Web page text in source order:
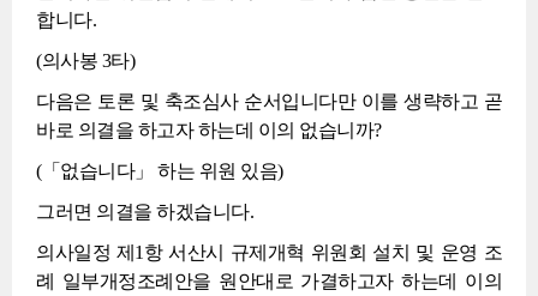
합니다.
(의사봉 3타)
다음은 토론 및 축조심사 순서입니다만 이를 생략하고 곧
바로 의결을 하고자 하는데 이의 없습니까?
(「없습니다」 하는 위원 있음)
그러면 의결을 하겠습니다.
의사일정 제1항 서산시 규제개혁 위원회 설치 및 운영 조
례 일부개정조례안을 원안대로 가결하고자 하는데 이의